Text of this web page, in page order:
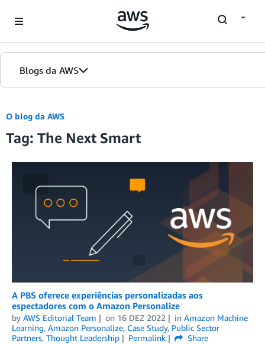
Blogs da AWS
Página inicial
Edições
O blog da AWS
Tag: The Next Smart
A PBS oferece experiências personalizadas aos
espectadores com o Amazon Personalize
by AWS Editorial Team on 16 DEZ 2022 in Amazon Machine
Learning, Amazon Personalize, Case Study, Public Sector
Partners, Thought Leadership Permalink
Share